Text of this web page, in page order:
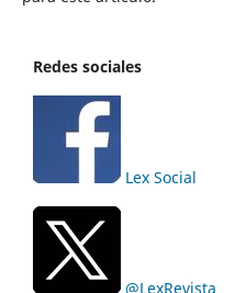
Redes sociales
Lex Social
@LexRevista